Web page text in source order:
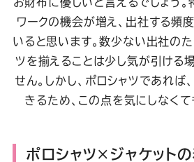
ワークの機会が増え、出社する頻
いると思います。数少ない出社のた
ツを揃えることは少し気が引ける
せん。しかし、ポロシャツであれば
きるため、この点を気にしなくて
ポロシャツ×ジャケット